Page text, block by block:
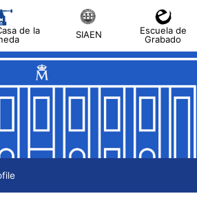
de la
SIAEN
Escuela de
Grabado